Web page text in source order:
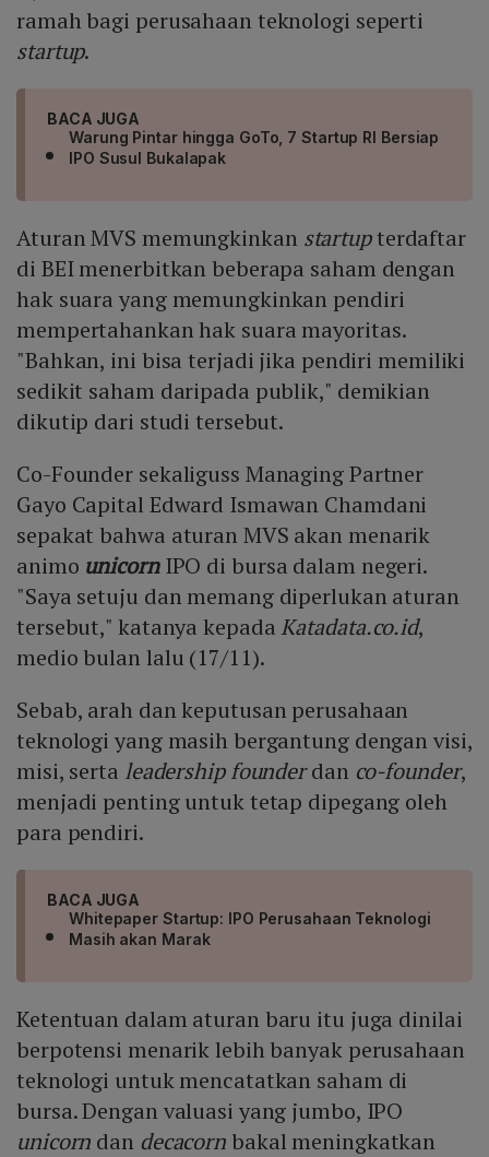
ramah bagi perusahaan teknologi seperti
startup.
BACA JUGA
Warung Pintar hingga GoTo, 7 Startup RI Bersiap
IPO Susul Bukalapak
Aturan MVS memungkinkan startupterdaftar
di BEI menerbitkan beberapa saham dengan
hak suara yang memungkinkan pendiri
mempertahankan hak suara mayoritas.
"Bahkan, ini bisa terjadi jika pendiri memiliki
sedikit saham daripada publik," demikian
dikutip dari studi tersebut.
Co-Founder sekaliguss Managing Partner
Gayo Capital Edward Ismawan Chamdani
sepakat bahwa aturan MVS akan menarik
animo unicorn IPO di bursa dalam negeri.
"Saya setuju dan memang diperlukan aturan
tersebut," katanya kepada Katadata.co.id,
medio bulan lalu (17/11).
Sebab, arah dan keputusan perusahaan
teknologi yang masih bergantung dengan visi,
misi, serta leadership founderdan co-founder,
menjadi penting untuk tetap dipegang oleh
para pendiri.
BACA JUGA
Whitepaper Startup: IPO Perusahaan Teknologi
Masih akan Marak
Ketentuan dalam aturan baru itu juga dinilai
berpotensi menarik lebih banyak perusahaan
teknologi untuk mencatatkan saham di
bursa. Dengan valuasi yang jumbo, IPO
unicorn dan decacornbakal meningkatkan